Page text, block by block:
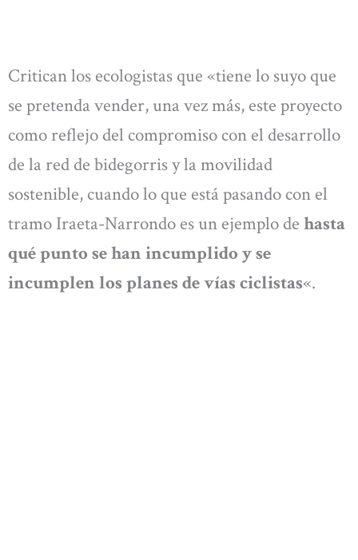
Critican los ecologistas que «tiene lo suyo que
se pretenda vender, una vez más, este proyecto
como reflejo del compromiso con el desarrollo
de la red de bidegorris y la movilidad
sostenible, cuando lo que está pasando con el
tramo Iraeta-Narrondo es un ejemplo de hasta
qué punto se han incumplido y se
incumplen los planes de vías ciclistas«.